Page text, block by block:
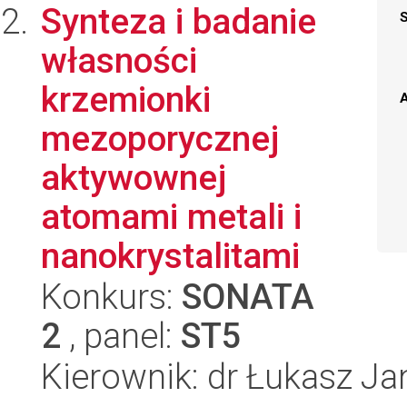
Synteza i badanie
własności
krzemionki
mezoporycznej
aktywownej
atomami metali i
nanokrystalitami
Konkurs: SONATA
2 , panel: ST5
Kierownik: dr Łukasz